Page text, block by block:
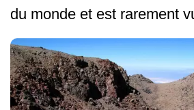
du monde et est rarement